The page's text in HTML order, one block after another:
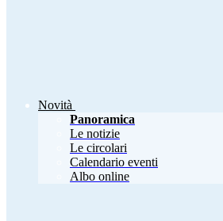
Novità
Panoramica
Le notizie
Le circolari
Calendario eventi
Albo online